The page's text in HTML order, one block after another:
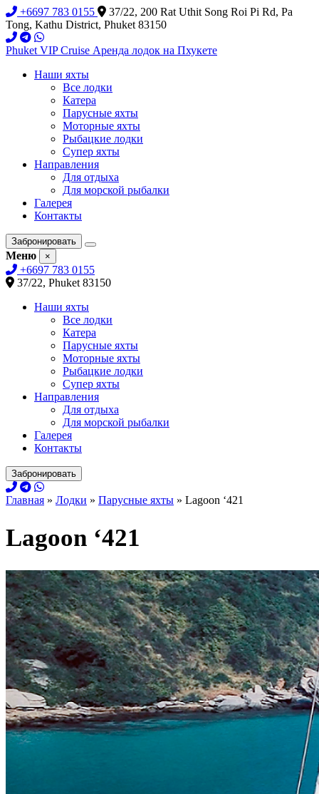
+6697 783 0155
37/22, 200 Rat Uthit Song Roi Pi Rd, Pa
Tong, Kathu District, Phuket 83150
Phuket VIP Cruise Аренда лодок на Пхукете
Наши яхты
Все лодки
Катера
Парусные яхты
Моторные яхты
Рыбацкие лодки
Супер яхты
Направления
Для отдыха
Для морской рыбалки
Галерея
Контакты
Забронировать
Меню ×
+6697 783 0155
37/22, Phuket 83150
Наши яхты
Все лодки
Катера
Парусные яхты
Моторные яхты
Рыбацкие лодки
Супер яхты
Направления
Для отдыха
Для морской рыбалки
Галерея
Контакты
Забронировать
Главная » Лодки » Парусные яхты » Lagoon ‘421
Lagoon ‘421